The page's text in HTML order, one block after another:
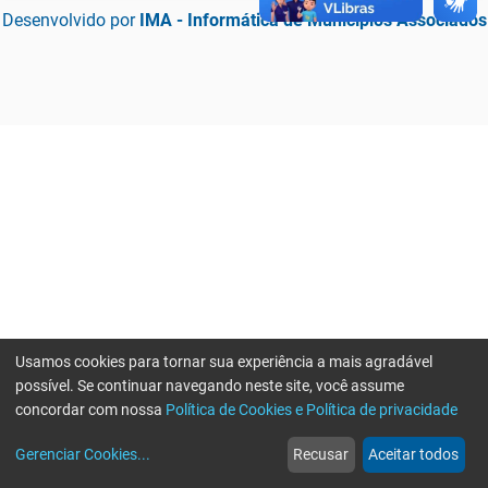
Desenvolvido por IMA - Informática de Municípios Associados
web
Notícias
more_horiz
Mais
Usamos cookies para tornar sua experiência a mais agradável
possível. Se continuar navegando neste site, você assume
concordar com nossa Política de Cookies e Política de privacidade
Gerenciar Cookies... Recusar Aceitar todos
Erro ao enviar informações, por favor tente novamente